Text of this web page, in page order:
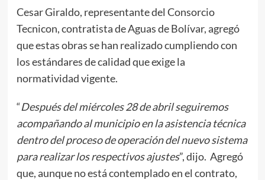
Cesar Giraldo, representante del Consorcio
Tecnicon, contratista de Aguas de Bolívar, agregó
que estas obras se han realizado cumpliendo con
los estándares de calidad que exige la
normatividad vigente.
“Después del miércoles 28 de abril seguiremos
acompañando al municipio en la asistencia técnica
dentro del proceso de operación del nuevo sistema
para realizar los respectivos ajustes”, dijo. Agregó
que, aunque no está contemplado en el contrato,